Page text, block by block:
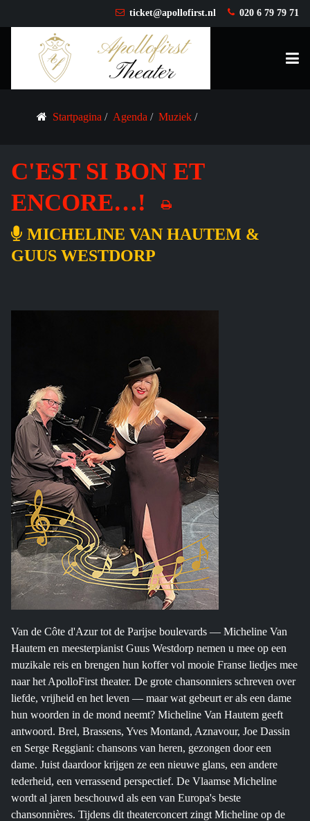
ticket@apollofirst.nl 020 6 79 79 71
Startpagina Agenda Muziek
C'EST SI BON ET
ENCORE…!
MICHELINE VAN HAUTEM &
GUUS WESTDORP
Van de Côte d'Azur tot de Parijse boulevards — Micheline Van
Hautem en meesterpianist Guus Westdorp nemen u mee op een
muzikale reis en brengen hun koffer vol mooie Franse liedjes mee
naar het ApolloFirst theater. De grote chansonniers schreven over
liefde, vrijheid en het leven — maar wat gebeurt er als een dame
hun woorden in de mond neemt? Micheline Van Hautem geeft
antwoord. Brel, Brassens, Yves Montand, Aznavour, Joe Dassin
en Serge Reggiani: chansons van heren, gezongen door een
dame. Juist daardoor krijgen ze een nieuwe glans, een andere
tederheid, een verrassend perspectief. De Vlaamse Micheline
wordt al jaren beschouwd als een van Europa's beste
chansonnières. Tijdens dit theaterconcert zingt Micheline op de